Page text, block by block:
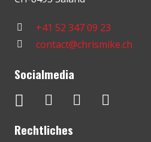
+41 52 347 09 23
contact@chrismike.ch
Socialmedia
Rechtliches